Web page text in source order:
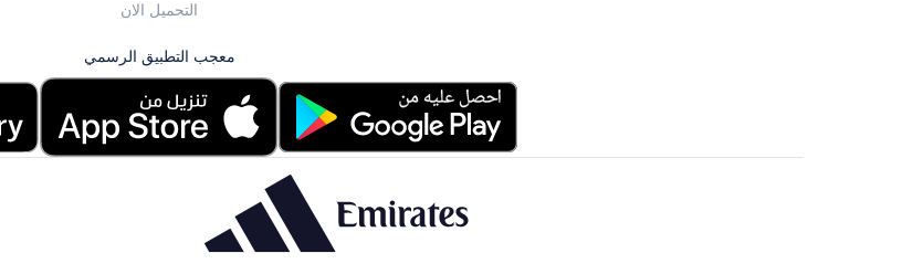
التحميل الان
معجب التطبيق الرسمي